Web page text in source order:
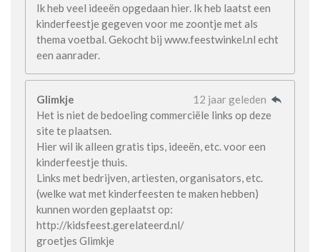
Ik heb veel ideeën opgedaan hier. Ik heb laatst een
kinderfeestje gegeven voor me zoontje met als
thema voetbal. Gekocht bij www.feestwinkel.nl echt
een aanrader.
Glimkje
12 jaar geleden
Het is niet de bedoeling commerciële links op deze
site te plaatsen.
Hier wil ik alleen gratis tips, ideeën, etc. voor een
kinderfeestje thuis.
Links met bedrijven, artiesten, organisators, etc.
(welke wat met kinderfeesten te maken hebben)
kunnen worden geplaatst op:
http://kidsfeest.gerelateerd.nl/
groetjes Glimkje